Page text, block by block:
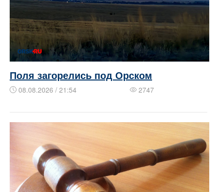
Поля загорелись под Орском
08.08.2026 / 21:54 2747